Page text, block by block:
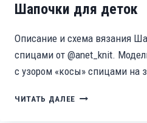
Шапочки для деток
Описание и схема вязания
спицами от @anet_knit.
с узором «косы» спицами на
ЧИТАТЬ ДАЛЕЕ ШАПОЧКИ